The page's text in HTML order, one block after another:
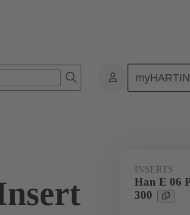
Monobloc inserts For
INSERTS
Han E 06
300